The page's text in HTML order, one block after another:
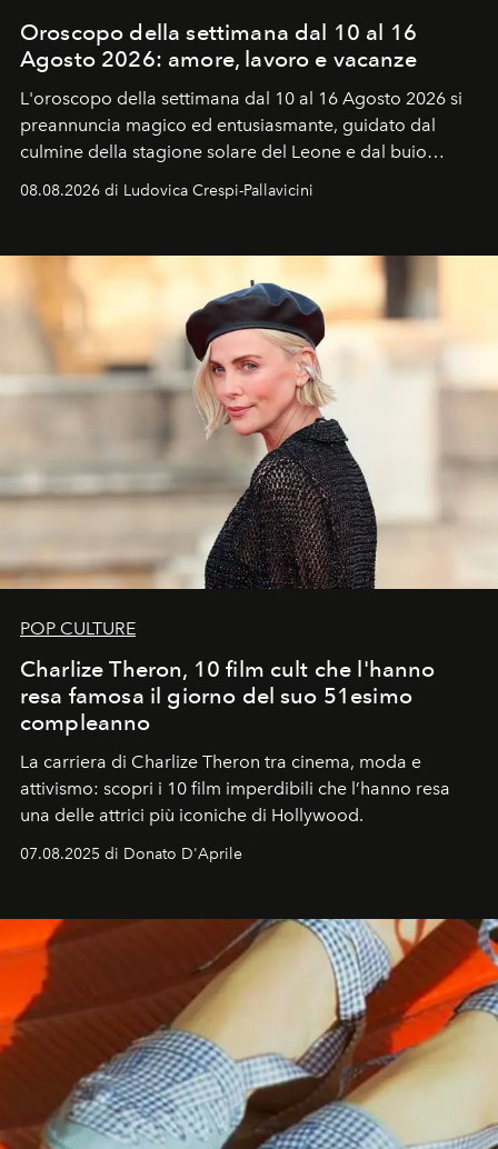
Oroscopo della settimana dal 10 al 16
Agosto 2026: amore, lavoro e vacanze
L'oroscopo della settimana dal 10 al 16 Agosto 2026 si
preannuncia magico ed entusiasmante, guidato dal
culmine della stagione solare del Leone e dal buio
ideale per la notte delle Perseidi.
08.08.2026 di Ludovica Crespi-Pallavicini
POP CULTURE
Charlize Theron, 10 film cult che l'hanno
resa famosa il giorno del suo 51esimo
compleanno
La carriera di Charlize Theron tra cinema, moda e
attivismo: scopri i 10 film imperdibili che l’hanno resa
una delle attrici più iconiche di Hollywood.
07.08.2025 di Donato D'Aprile